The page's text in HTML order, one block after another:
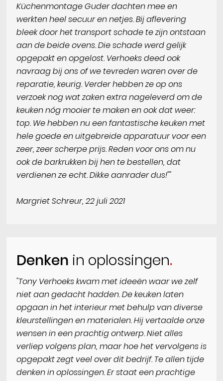
Küchenmontage Guder dachten mee en
werkten heel secuur en netjes. Bij aflevering
bleek door het transport schade te zijn ontstaan
aan de beide ovens. Die schade werd gelijk
opgepakt en opgelost. Verhoeks deed ook
navraag bij ons of we tevreden waren over de
reparatie, keurig. Verder hebben ze op ons
verzoek nog wat zaken extra nageleverd om de
keuken nóg mooier te maken en ook dat weer:
top. We hebben nu een fantastische keuken met
hele goede en uitgebreide apparatuur voor een
zeer, zeer scherpe prijs. Reden voor ons om nu
ook de barkrukken bij hen te bestellen, dat
verdienen ze echt. Dikke aanrader dus!""
Margriet Schreur, 22 juli 2021
Denken in oplossingen
"Tony Verhoeks kwam met ideeën waar we zelf
niet aan gedacht hadden. De keuken laten
opgaan in het interieur met behulp van diverse
kleurstellingen en materialen. Hij vertaalde onze
wensen in een prachtig ontwerp. Niet alles
verliep volgens plan, maar hoe het vervolgens is
opgepakt zegt veel over dit bedrijf. Te allen tijde
denken in oplossingen. Er staat een prachtige